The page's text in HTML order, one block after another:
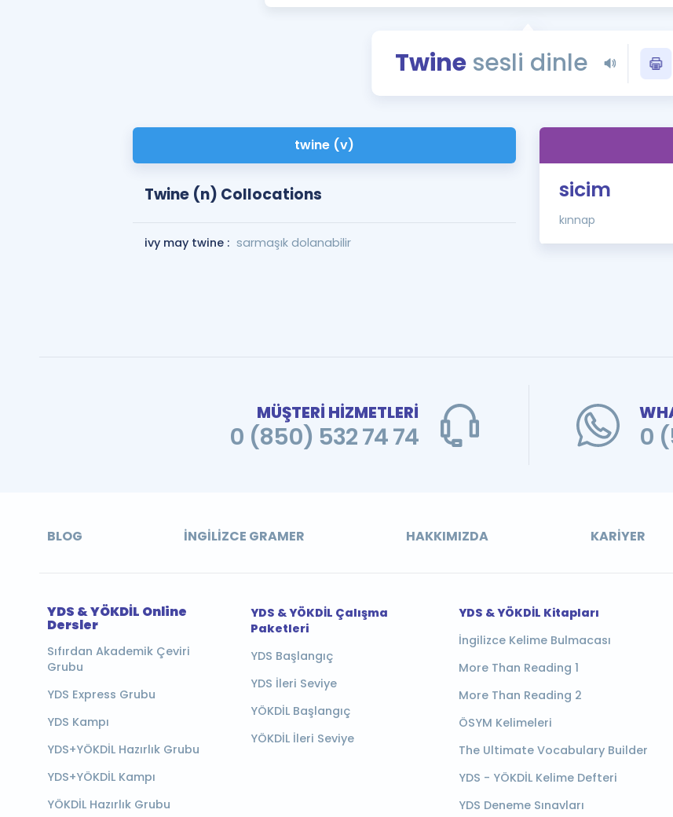
YDS -
İngilizce
Twine sesli dinle
twine (v)
Twine (n) Collocations
ivy may twine : sarmaşık dolanabilir
sicim
kınnap
MÜŞTERİ HİZMETLERİ
0 (850) 532 74 74 0
BLOG İNGILIZCE GRAMER HAKKIMIZDA KARIYER
YDS & YÖKDİL Online
Dersler
Sıfırdan Akademik Çeviri
Grubu
YDS Express Grubu
YDS Kampı
YDS+YÖKDİL Hazırlık Grubu
YDS+YÖKDİL Kampı
YÖKDİL Hazırlık Grubu
YDS & YÖKDİL Çalışma
Paketleri
YDS Başlangıç
YDS İleri Seviye
YÖKDİL Başlangıç
YÖKDİL İleri Seviye
YDS & YÖKDİL Kitapları
İngilizce Kelime Bulmacası
More Than Reading 1
More Than Reading 2
ÖSYM Kelimeleri
The Ultimate Vocabulary Builder
YDS - YÖKDİL Kelime Defteri
YDS Deneme Sınavları